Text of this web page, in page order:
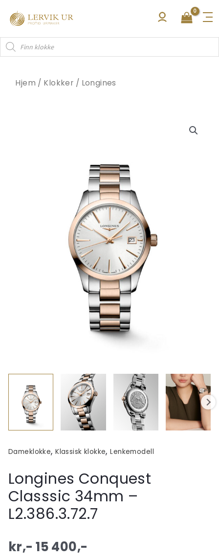
rett
innholdet
Products
search
Hjem / Klokker / Longines
Dameklokke,Klassisk klokke,Lenkemodell
Longines Conquest
Classsic 34mm –
L2.386.3.72.7
kr,- 15 400,-